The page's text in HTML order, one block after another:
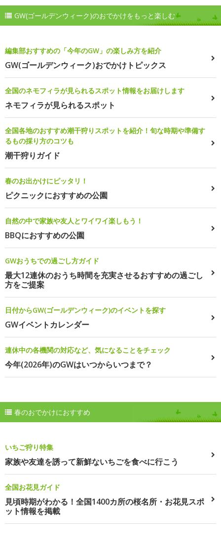
GW(ゴールデンウィーク)のおでかけをもっと楽しむ
編集部おすすめの「今年のGW」の楽しみ方を紹介
GW(ゴールデンウィーク)おでかけトピックス
全国のネモフィラが見られるスポット情報をお届けします
ネモフィラが見られるスポット
全国各地のおすすめ潮干狩りスポットを紹介！旬な時期や準備す
るもの採り方のコツも
潮干狩りガイド
春のお出かけにピッタリ！
ピクニックにおすすめの公園
自然の中で家族や友人とワイワイ楽しもう！
BBQにおすすめの公園
GWおうちでの過ごし方ガイド
最大12連休のおうち時間を充実させるおすすめの過ごし
方をご提案
日付からGW(ゴールデンウィーク)のイベントを探す
GWイベントカレンダー
連休中の各機関の対応など、気になることをチェック
今年(2026年)のGWはいつからいつまで？
春のおでかけにおすすめ
いちご狩り特集
家族や友達を誘って新鮮ないちごを食べに行こう
全国お花見ガイド
見頃時期がわかる！全国1400カ所の桜名所・お花見スポ
ット情報を掲載